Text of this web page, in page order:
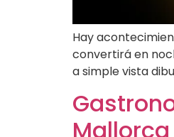
Hay
convertirá en
a simple vista
Mallorca